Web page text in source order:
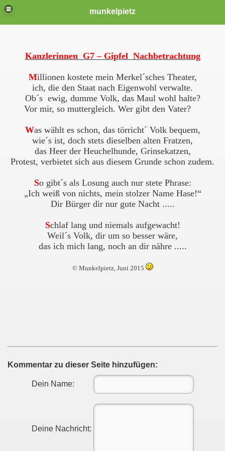
munkelpietz
Kanzlerinnen G7 – Gipfel Nachbetrachtung
Millionen kostete mein Merkel´sches Theater,
ich, die den Staat nach Eigenwohl verwalte.
Ob´s ewig, dumme Volk, das Maul wohl halte?
Vor mir, so muttergleich. Wer gibt den Vater?
Was wählt es schon, das törricht´ Volk bequem,
wie´s ist, doch stets dieselben alten Fratzen,
das Heer der Heuchelhunde, Grinsekatzen,
Protest, verbietet sich aus diesem Grunde schon zudem.
So gibt´s als Losung auch nur stete Phrase:
„Ich weiß von nichts, mein stolzer Name Hase!“
Dir Bürger dir nur gute Nacht .....
Schlaf lang und niemals aufgewacht!
Weil´s Volk, dir um so besser wäre,
das ich mich lang, noch an dir nähre .....
© Munkelpietz, Juni 2015
Kommentar zu dieser Seite hinzufügen:
Dein Name:
Deine Nachricht: